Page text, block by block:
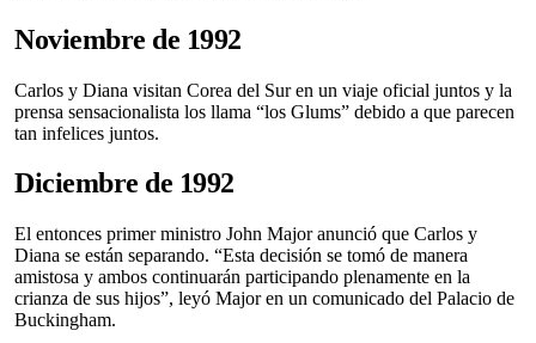
Noviembre de 1992
Carlos y Diana visitan Corea del Sur en un viaje oficial juntos y la
prensa sensacionalista los llama “los Glums” debido a que parecen
tan infelices juntos.
Diciembre de 1992
El entonces primer ministro John Major anunció que Carlos y
Diana se están separando. “Esta decisión se tomó de manera
amistosa y ambos continuarán participando plenamente en la
crianza de sus hijos”, leyó Major en un comunicado del Palacio de
Buckingham.